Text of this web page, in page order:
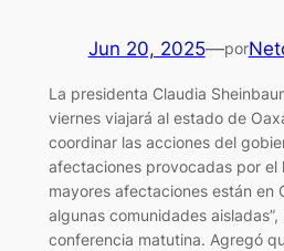
Jun 20, 2025—por
La presidenta Claudia
viernes viajará al estado de
coordinar las acciones del
afectaciones provocadas por el
mayores afectaciones están en
algunas comunidades
conferencia matutina. Agregó